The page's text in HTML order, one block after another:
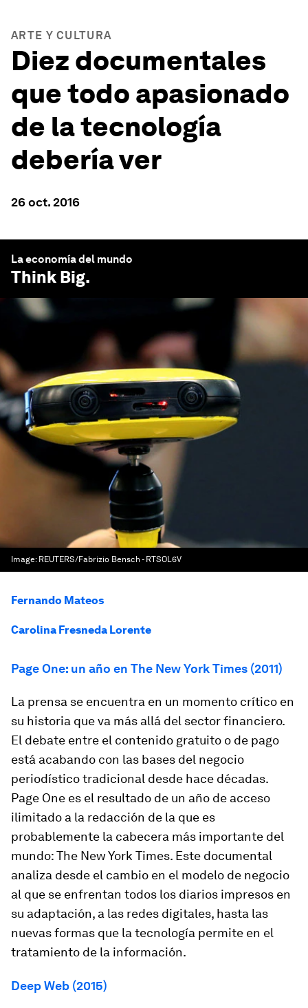
ARTE Y CULTURA
Diez documentales
que todo apasionado
de la tecnología
debería ver
26 oct. 2016
La economía del mundo
Think Big.
Image: REUTERS/Fabrizio Bensch - RTSOL6V
Fernando Mateos
Carolina Fresneda Lorente
Page One: un año en The New York Times (2011)
La prensa se encuentra en un momento crítico en
su historia que va más allá del sector financiero.
El debate entre el contenido gratuito o de pago
está acabando con las bases del negocio
periodístico tradicional desde hace décadas.
Page One es el resultado de un año de acceso
ilimitado a la redacción de la que es
probablemente la cabecera más importante del
mundo: The New York Times. Este documental
analiza desde el cambio en el modelo de negocio
al que se enfrentan todos los diarios impresos en
su adaptación, a las redes digitales, hasta las
nuevas formas que la tecnología permite en el
tratamiento de la información.
Deep Web (2015)